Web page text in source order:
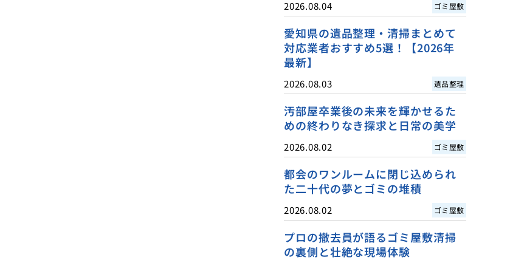
2026.08.04 ゴミ屋敷
愛知県の遺品整理・清掃まとめて
対応業者おすすめ5選！【2026年
最新】
2026.08.03 遺品整理
汚部屋卒業後の未来を輝かせるた
めの終わりなき探求と日常の美学
2026.08.02 ゴミ屋敷
都会のワンルームに閉じ込められ
た二十代の夢とゴミの堆積
2026.08.02 ゴミ屋敷
プロの撤去員が語るゴミ屋敷清掃
の裏側と壮絶な現場体験